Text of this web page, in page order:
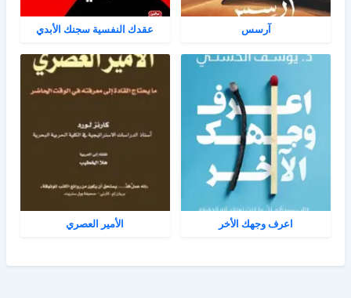
آرسس عقدك النفسية سجنك الأبدي
اعرف وجهك الأخر الأمير العصري